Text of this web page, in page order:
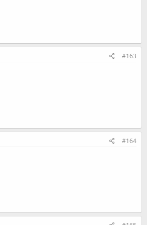
#163
#164